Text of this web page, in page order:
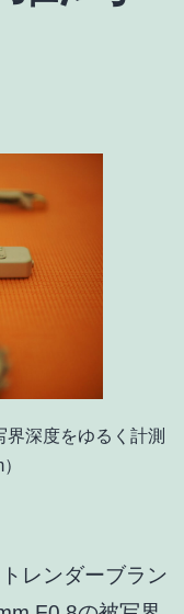
深度をゆるく計測
レンダーブラン